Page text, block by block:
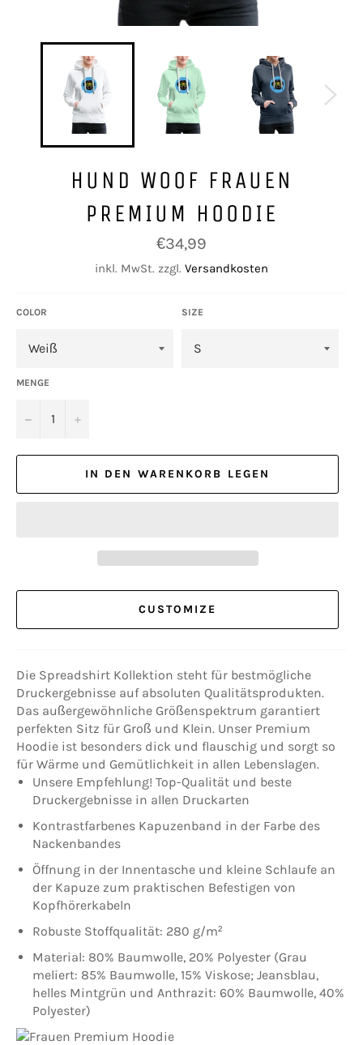
HUND WOOF FRAUEN
PREMIUM HOODIE
Normaler
Preis
€34,99
inkl. MwSt. zzgl. Versandkosten
COLOR SIZE
MENGE
− +
IN DEN WARENKORB LEGEN
CUSTOMIZE
Die Spreadshirt Kollektion steht für bestmögliche
Druckergebnisse auf absoluten Qualitätsprodukten.
Das außergewöhnliche Größenspektrum garantiert
perfekten Sitz für Groß und Klein. Unser Premium
Hoodie ist besonders dick und flauschig und sorgt so
für Wärme und Gemütlichkeit in allen Lebenslagen.
Unsere Empfehlung! Top-Qualität und beste
Druckergebnisse in allen Druckarten
Kontrastfarbenes Kapuzenband in der Farbe des
Nackenbandes
Öffnung in der Innentasche und kleine Schlaufe an
der Kapuze zum praktischen Befestigen von
Kopfhörerkabeln
Robuste Stoffqualität: 280 g/m²
Material: 80% Baumwolle, 20% Polyester (Grau
meliert: 85% Baumwolle, 15% Viskose; Jeansblau,
helles Mintgrün und Anthrazit: 60% Baumwolle, 40%
Polyester)